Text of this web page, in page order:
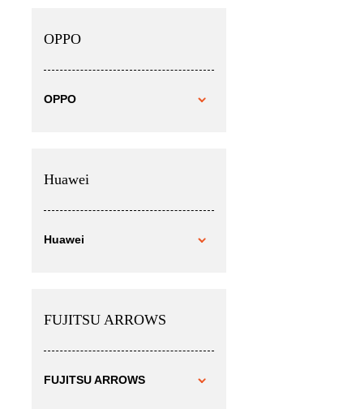
OPPO
OPPO
Huawei
Huawei
FUJITSU ARROWS
FUJITSU ARROWS